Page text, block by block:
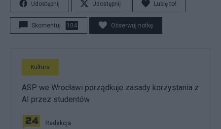
Udostępnij Udostępnij Lubię to!
Skomentuj 104 Obserwuj notkę
Kultura
ASP we Wrocławi porządkuje zasady korzystania z
AI przez studentów
Redakcja